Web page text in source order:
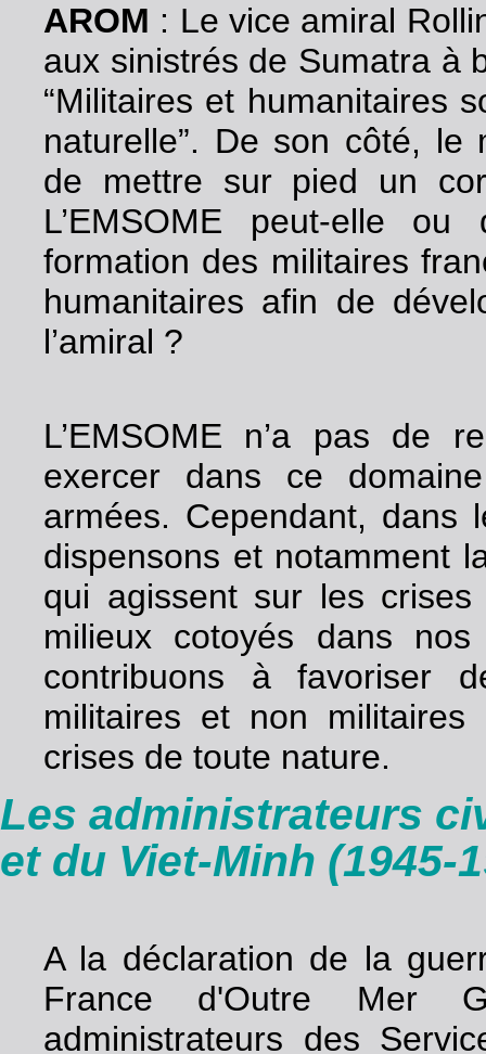
AROM : Le vice amiral
aux sinistrés de Sumatra à
“Militaires et humanitaires
naturelle”. De son côté, le
de mettre sur pied un
L’EMSOME peut-elle
formation des militaires
humanitaires afin de
l’amiral ?
L’EMSOME n’a pas de
exercer dans ce
armées. Cependant, dans
dispensons et notamment
qui agissent sur les crises
milieux cotoyés dans
contribuons à favoriser
militaires et non
crises de toute nature.
Les administrateurs
et du Viet-Minh (1945-
A la déclaration de la
France d'Outre Mer
administrateurs des